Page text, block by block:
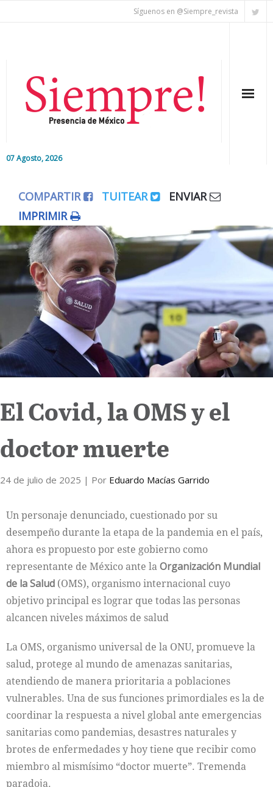
Síguenos en @Siempre_revista
07 Agosto, 2026
Editorial
Nacional
Colaboradores
Internacional
Cultura
COMPARTIR TUITEAR
ENVIAR
IMPRIMIR
El Covid, la OMS y el
doctor muerte
24 de julio de 2025 | Por Eduardo Macías Garrido
Un personaje denunciado, cuestionado por su
desempeño durante la etapa de la pandemia en el país,
ahora es propuesto por este gobierno como
representante de México ante laOrganización Mundial
de la Salud (OMS), organismo internacional cuyo
objetivo principal es lograr que todas las personas
alcancen niveles máximos de salud
La OMS, organismo universal de la ONU, promueve la
salud, protege al mundo de amenazas sanitarias,
atendiendo de manera prioritaria a poblaciones
vulnerables. Una de sus funciones primordiales es la de
coordinar la respuesta a nivel global ante emergencias
sanitarias como pandemias, desastres naturales y
brotes de enfermedades y hoy tiene que recibir como
miembro al mismísimo “doctor muerte”. Tremenda
paradoja.